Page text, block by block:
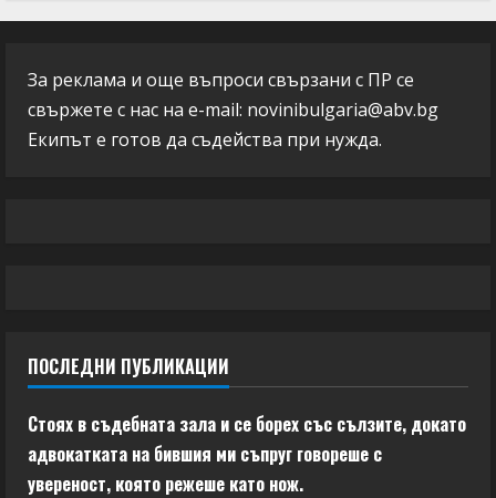
За реклама и още въпроси свързани с ПР се
свържете с нас на e-mail: novinibulgaria@abv.bg
Екипът е готов да съдейства при нужда.
ПОСЛЕДНИ ПУБЛИКАЦИИ
Стоях в съдебната зала и се борех със сълзите, докато
адвокатката на бившия ми съпруг говореше с
увереност, която режеше като нож.